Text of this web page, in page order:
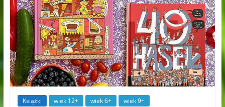
Książki wiek 12+ wiek 6+ wiek 9+